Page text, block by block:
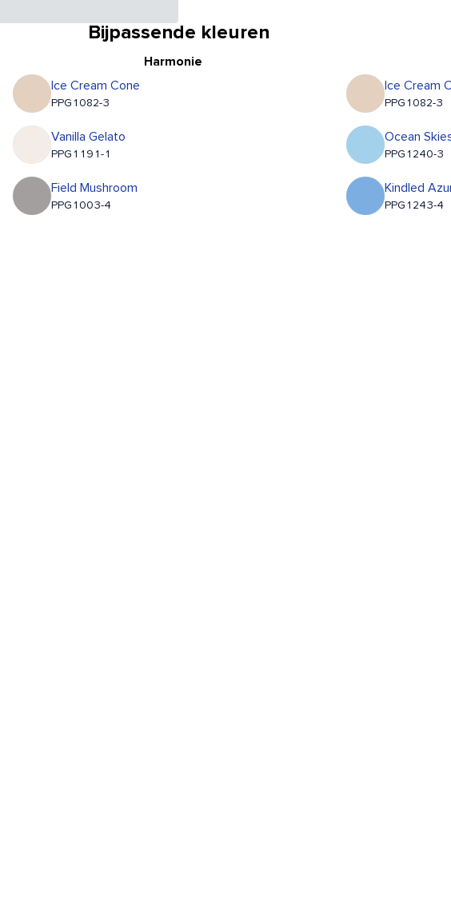
Bijpassende kleuren
Harmonie
Ice Cream Cone
PPG1082-3
Vanilla Gelato
PPG1191-1
Field Mushroom
PPG1003-4
Ice Cream
PPG1082-3
Ocean
PPG1240-3
Kindled
PPG1243-4